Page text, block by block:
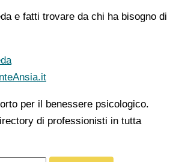
e fatti trovare da chi ha bisogno di
per il benessere psicologico.
di professionisti in tutta